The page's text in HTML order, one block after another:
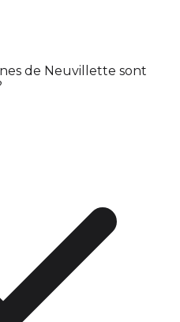
de Neuvillette sont